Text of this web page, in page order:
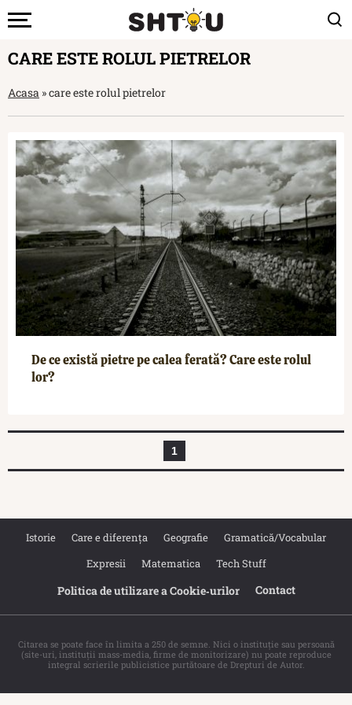
CARE ESTE ROLUL PIETRELOR
Acasa »care este rolul pietrelor
De ce există pietre pe calea ferată? Care este rolul
lor?
1
Istorie Care e diferența Geografie
Gramatică/Vocabular
Expresii
Matematica Tech Stuff
Politica de utilizare a Cookie‐urilor Contact
Citarea se poate face în limita a 250 de semne. Nici o instituţie sau persoană
(site-uri, instituţii mass-media, firme de monitorizare) nu poate reproduce
integral scrierile publicistice purtătoare de Drepturi de Autor.